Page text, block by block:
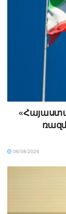
06/08/2026